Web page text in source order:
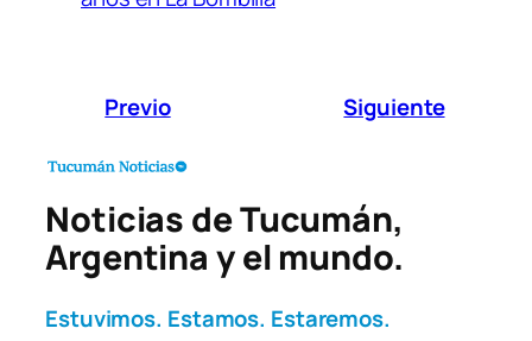
Previo Siguiente
Noticias de Tucumán,
Argentina y el mundo.
Estuvimos. Estamos. Estaremos.